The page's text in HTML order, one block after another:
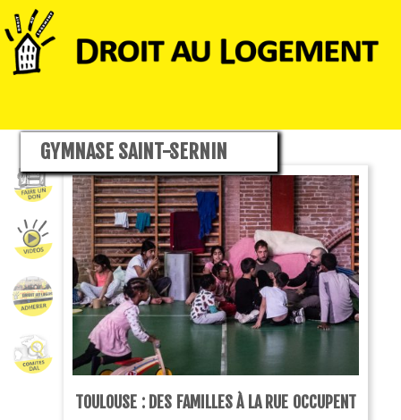
GYMNASE SAINT-SERNIN
TOULOUSE : DES FAMILLES À LA RUE OCCUPENT